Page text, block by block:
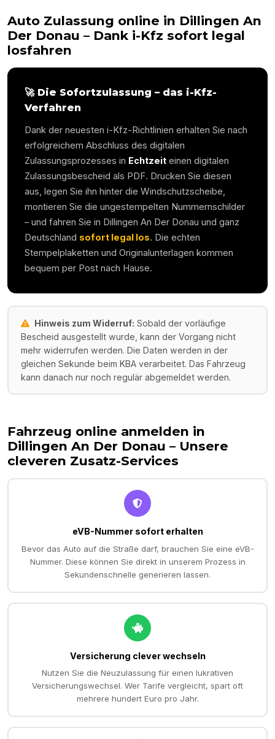
Auto Zulassung online in Dillingen An
Der Donau – Dank i-Kfz sofort legal
losfahren
🚀 Die Sofortzulassung – das i-Kfz-
Verfahren
Dank der neuesten i-Kfz-Richtlinien erhalten Sie nach
erfolgreichem Abschluss des digitalen
Zulassungsprozesses in Echtzeit einen digitalen
Zulassungsbescheid als PDF. Drucken Sie diesen
aus, legen Sie ihn hinter die Windschutzscheibe,
montieren Sie die ungestempelten Nummernschilder
– und fahren Sie in Dillingen An Der Donau und ganz
Deutschland sofort legal los. Die echten
Stempelplaketten und Originalunterlagen kommen
bequem per Post nach Hause.
Hinweis zum Widerruf: Sobald der vorläufige
Bescheid ausgestellt wurde, kann der Vorgang nicht
mehr widerrufen werden. Die Daten werden in der
gleichen Sekunde beim KBA verarbeitet. Das Fahrzeug
kann danach nur noch regulär abgemeldet werden.
Fahrzeug online anmelden in
Dillingen An Der Donau – Unsere
cleveren Zusatz-Services
eVB-Nummer sofort erhalten
Bevor das Auto auf die Straße darf, brauchen Sie eine eVB-
Nummer. Diese können Sie direkt in unserem Prozess in
Sekundenschnelle generieren lassen.
Versicherung clever wechseln
Nutzen Sie die Neuzulassung für einen lukrativen
Versicherungswechsel. Wer Tarife vergleicht, spart oft
mehrere hundert Euro pro Jahr.